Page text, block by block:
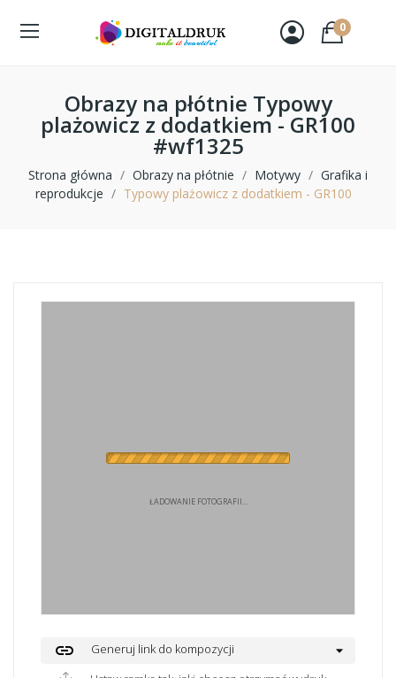
0
Obrazy na płótnie Typowy
plażowicz z dodatkiem - GR100
#wf1325
Strona główna Obrazy na płótnie Motywy
Grafika i
reprodukcje
Typowy plażowicz z dodatkiem - GR100
ŁADOWANIE FOTOGRAFII...
link
Generuj link do kompozycji